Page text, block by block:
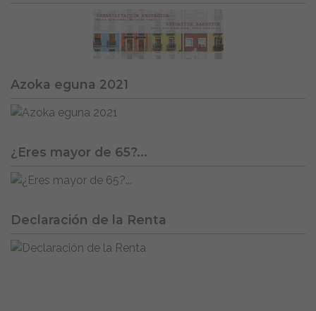
Azoka eguna 2021
¿Eres mayor de 65?...
Declaración de la Renta